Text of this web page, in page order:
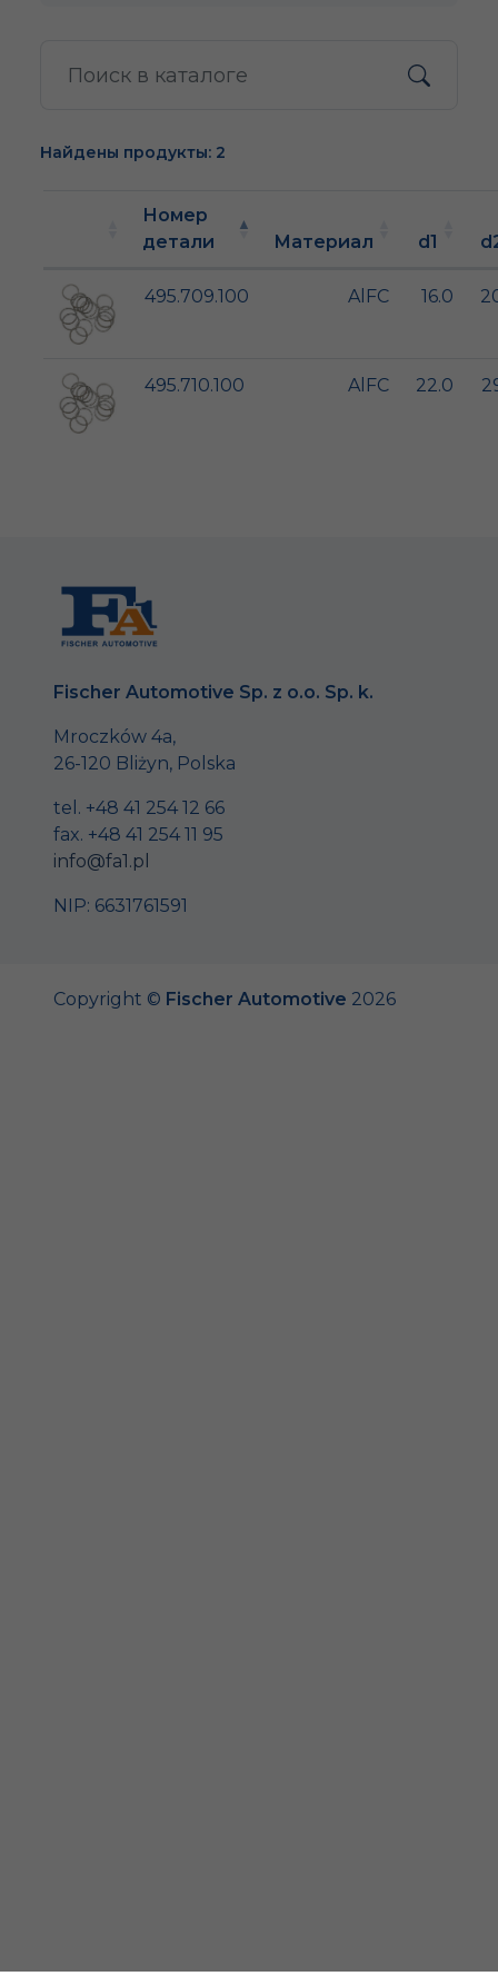
Найдены продукты: 2
Номер
детали
Материал d1
495.709.100 AlFC 16.0
495.710.100 AlFC 22.0
Fischer Automotive Sp. z o.o. Sp. k.
Mroczków 4a,
26-120 Bliżyn, Polska
tel. +48 41 254 12 66
fax. +48 41 254 11 95
info@fa1.pl
NIP: 6631761591
Copyright © Fischer Automotive 2026